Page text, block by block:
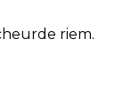
riem.